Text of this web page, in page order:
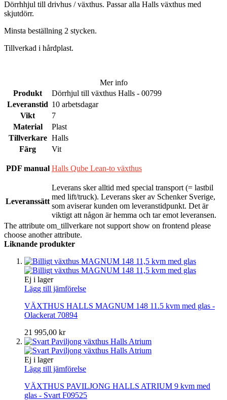
Dörrhhjul till drivhus / växthus. Passar alla Halls växthus med
skjutdörr.
Minsta beställning 2 stycken.
Tillverkad i hårdplast.
Mer info
Produkt
Dörrhjul till växthus Halls - 00799
Leveranstid 10 arbetsdagar
Vikt
7
Material
Plast
Tillverkare Halls
Färg
Vit
PDF manual Halls Qube Lean-to växthus
Leveranssätt
Leverans sker alltid med special transport (= lastbil
med lift/truck). Leverans sker av Schenker Sverige,
som aviserar kunden om leveranstidpunkt. Det är
viktigt att någon är hemma och tar emot leveransen.
The attribute om_tillverkare not support show on frontend please
choose another attribute.
Liknande produkter
Ej i lager
Lägg till jämförelse
VÄXTHUS HALLS MAGNUM 148 11.5 kvm med glas -
Olackerat 70894
21 995,00 kr
Ej i lager
Lägg till jämförelse
VÄXTHUS PAVILJONG HALLS ATRIUM 9 kvm med
glas - Svart F09525